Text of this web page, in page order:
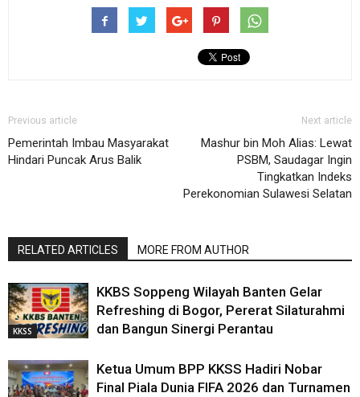
Previous article
Pemerintah Imbau Masyarakat
Hindari Puncak Arus Balik
Next article
Mashur bin Moh Alias: Lewat
PSBM, Saudagar Ingin
Tingkatkan Indeks
Perekonomian Sulawesi Selatan
RELATED ARTICLES MORE FROM AUTHOR
KKSS
KKBS Soppeng Wilayah Banten Gelar
Refreshing di Bogor, Pererat Silaturahmi
dan Bangun Sinergi Perantau
Ketua Umum BPP KKSS Hadiri Nobar
Final Piala Dunia FIFA 2026 dan Turnamen